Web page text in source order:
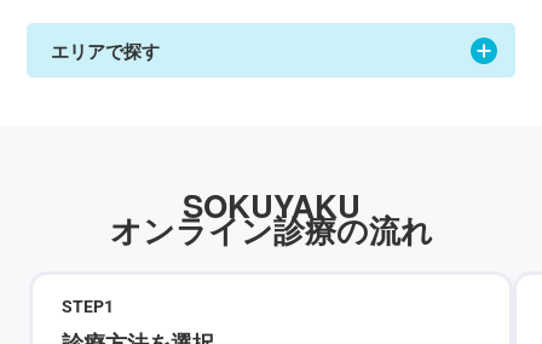
エリアで探す
SOKUYAKU
オンライン診療の流れ
STEP1